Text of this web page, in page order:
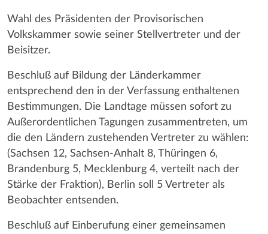
Wahl des Präsidenten der Provisorischen
Volkskammer sowie seiner Stellvertreter und der
Beisitzer.
Beschluß auf Bildung der Länderkammer
entsprechend den in der Verfassung enthaltenen
Bestimmungen. Die Landtage müssen sofort zu
Außerordentlichen Tagungen zusammentreten, um
die den Ländern zustehenden Vertreter zu wählen:
(Sachsen 12, Sachsen-Anhalt 8, Thüringen 6,
Brandenburg 5, Mecklenburg 4, verteilt nach der
Stärke der Fraktion), Berlin soll 5 Vertreter als
Beobachter entsenden.
Beschluß auf Einberufung einer gemeinsamen